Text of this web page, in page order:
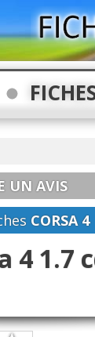
UN AVIS
CORSA 4
4 1.7